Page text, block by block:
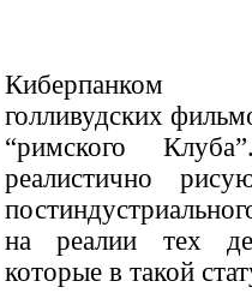
Киберпанком
голливудских
“римского
реалистично
на реалии тех
которые в такой